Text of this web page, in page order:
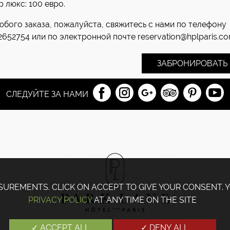
люкс: 100 евро.
заказа, пожалуйста, свяжитесь с нами по телефону
или по электронной почте
ЗАБРОНИРОВАТЬ
СЛЕДУЙТЕ ЗА НАМИ
CLICK ON ACCEPT TO GIVE YOUR
PRIVACY POLICYAT ANY TIME ON THE SITE
✓ ACCEPT ALL ✓ DENY ALL